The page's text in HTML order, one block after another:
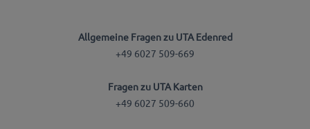
Allgemeine Fragen zu UTA Edenred
+49 6027 509-669
Fragen zu UTA Karten
+49 6027 509-660